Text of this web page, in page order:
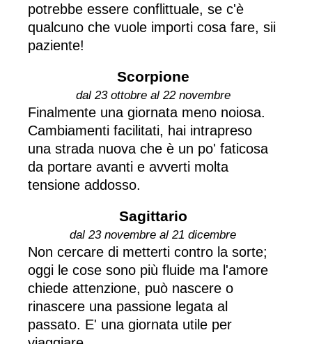
potrebbe essere conflittuale, se c'è
qualcuno che vuole importi cosa fare, sii
paziente!
Scorpione
dal 23 ottobre al 22 novembre
Finalmente una giornata meno noiosa.
Cambiamenti facilitati, hai intrapreso
una strada nuova che è un po' faticosa
da portare avanti e avverti molta
tensione addosso.
Sagittario
dal 23 novembre al 21 dicembre
Non cercare di metterti contro la sorte;
oggi le cose sono più fluide ma l'amore
chiede attenzione, può nascere o
rinascere una passione legata al
passato. E' una giornata utile per